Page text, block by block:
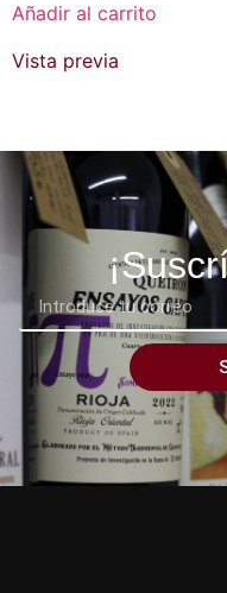
Añadir al carrito
Vista previa